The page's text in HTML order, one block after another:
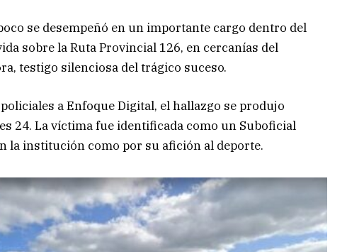
se desempeñó en un importante cargo dentro del
sobre la Ruta Provincial 126, en cercanías del
testigo silenciosa del trágico suceso.
a Enfoque Digital, el hallazgo se produjo
24. La víctima fue identificada como un Suboficial
la institución como por su afición al deporte.